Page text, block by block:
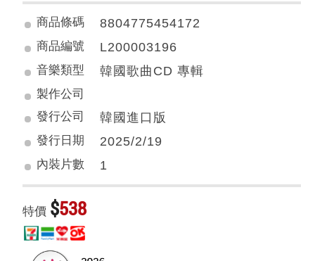
商品條碼 8804775454172
商品編號 L200003196
音樂類型 韓國歌曲CD 專輯
製作公司
發行公司
韓國進口版
發行日期 2025/2/19
內裝片數 1
特價 $538